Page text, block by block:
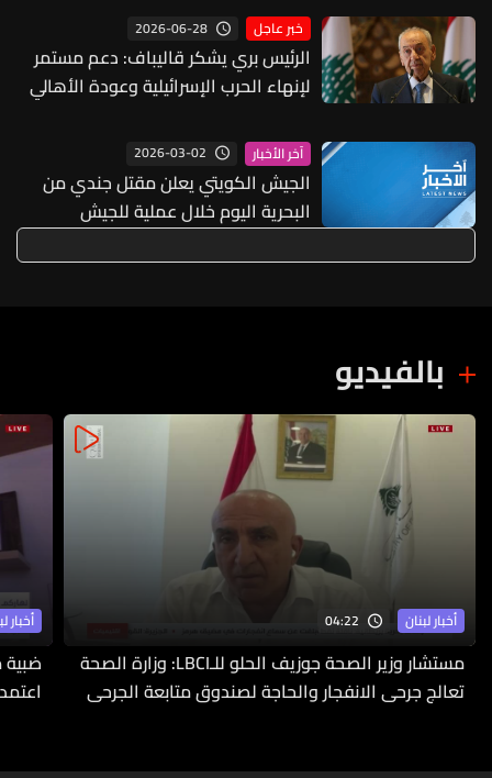
وإنما بكل الملف
خبر عاجل 2026-06-28
الرئيس بري يشكر قاليباف: دعم مستمر
لإنهاء الحرب الإسرائيلية وعودة الأهالي
آخر الأخبار 2026-03-02
الجيش الكويتي يعلن مقتل جندي من
البحرية اليوم خلال عملية للجيش
بالفيديو
أخبار لبنان 04:22
مستشار وزير الصحة جوزيف الحلو للـLBCI: وزارة الصحة
تعالج جرحى الانفجار والحاجة لصندوق متابعة الجرحى
أخبار
ضبية